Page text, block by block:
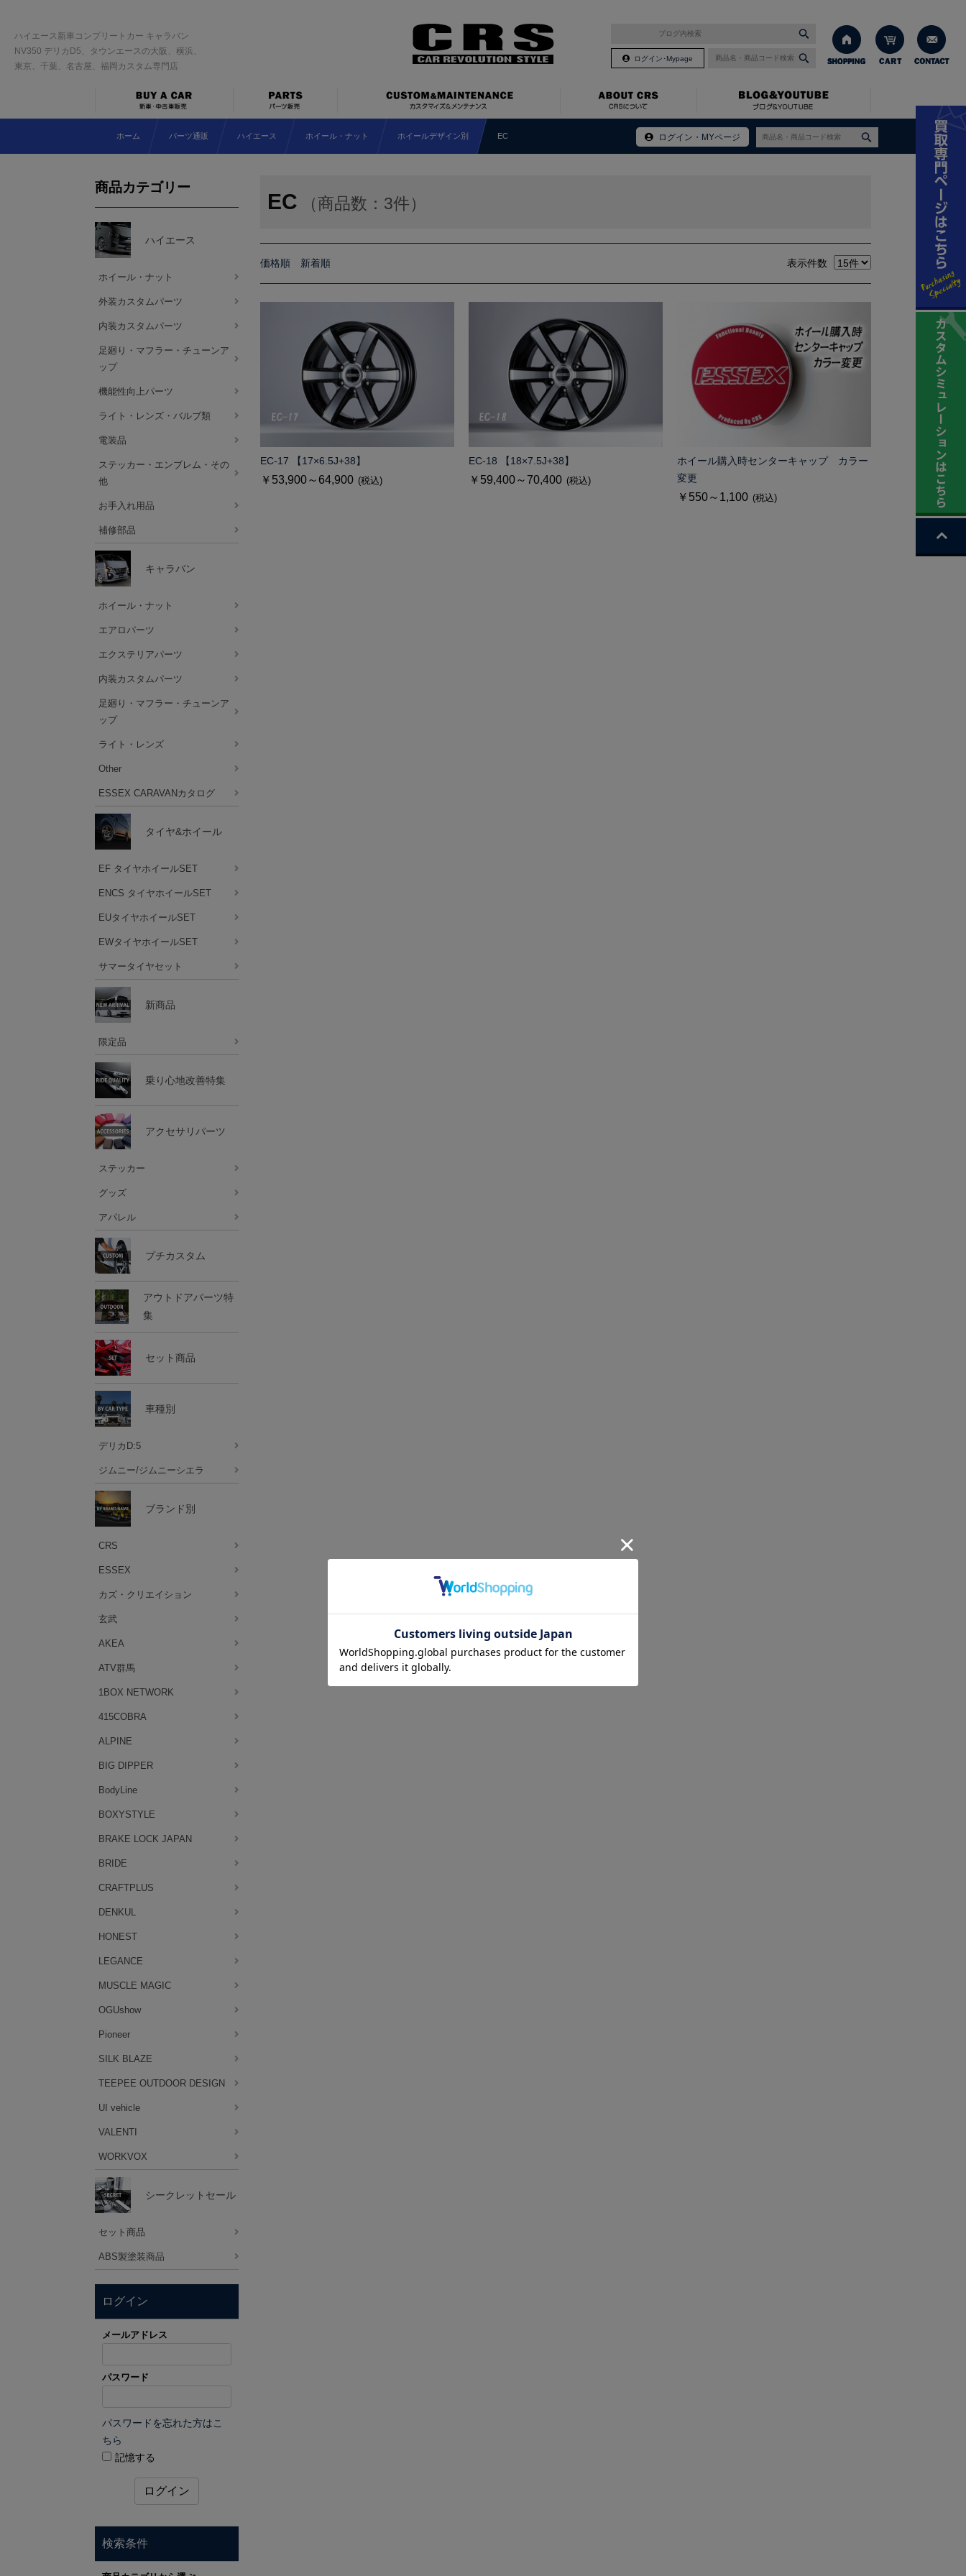
ハイエース新車コンプリートカー キャラバン
NV350 デリカD5、タウンエースの大阪、横浜、
東京、千葉、名古屋、福岡カスタム専門店
ログイン･Mypage
ログイン・MYページ
ホーム パーツ通販 ハイエース ホイール・ナット ホイールデザイン別 EC
EC （商品数：3件）
価格順 新着順 表示件数
EC-17 【17×6.5J+38】
￥53,900～64,900 (税込)
EC-18 【18×7.5J+38】
￥59,400～70,400 (税込)
ホイール購入時センターキャップ カラー
変更
￥550～1,100 (税込)
商品カテゴリー
ハイエース
ホイール・ナット
外装カスタムパーツ
内装カスタムパーツ
足廻り・マフラー・チューンア
ップ
機能性向上パーツ
ライト・レンズ・バルブ類
電装品
ステッカー・エンブレム・その
他
お手入れ用品
補修部品
キャラバン
ホイール・ナット
エアロパーツ
エクステリアパーツ
内装カスタムパーツ
足廻り・マフラー・チューンア
ップ
ライト・レンズ
Other
ESSEX CARAVANカタログ
タイヤ&ホイール
EF タイヤホイールSET
ENCS タイヤホイールSET
EUタイヤホイールSET
EWタイヤホイールSET
サマータイヤセット
新商品
限定品
乗り心地改善特集
アクセサリパーツ
ステッカー
グッズ
アパレル
プチカスタム
アウトドアパーツ特
集
セット商品
車種別
デリカD:5
ジムニー/ジムニーシエラ
ブランド別
CRS
ESSEX
カズ・クリエイション
玄武
AKEA
ATV群馬
1BOX NETWORK
415COBRA
ALPINE
BIG DIPPER
BodyLine
BOXYSTYLE
BRAKE LOCK JAPAN
BRIDE
CRAFTPLUS
DENKUL
HONEST
LEGANCE
MUSCLE MAGIC
OGUshow
Pioneer
SILK BLAZE
TEEPEE OUTDOOR DESIGN
UI vehicle
VALENTI
WORKVOX
シークレットセール
セット商品
ABS製塗装商品
ログイン
メールアドレス
パスワード
パスワードを忘れた方はこ
ちら
記憶する
ログイン
検索条件